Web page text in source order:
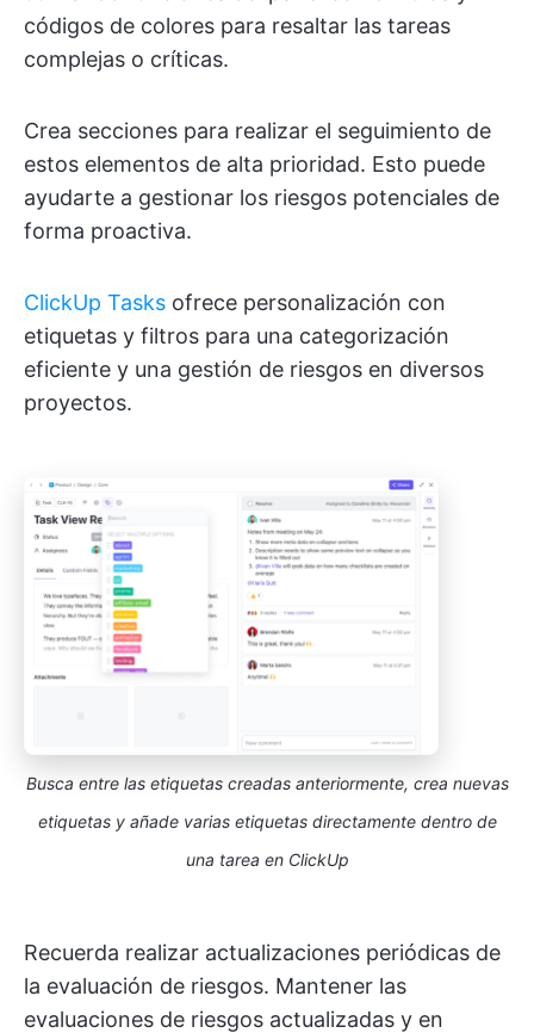
códigos de colores para resaltar las tareas
complejas o críticas.
Crea secciones para realizar el seguimiento de
estos elementos de alta prioridad. Esto puede
ayudarte a gestionar los riesgos potenciales de
forma proactiva.
ClickUp Tasks ofrece personalización con
etiquetas y filtros para una categorización
eficiente y una gestión de riesgos en diversos
proyectos.
Busca entre las etiquetas creadas anteriormente, crea nuevas
etiquetas y añade varias etiquetas directamente dentro de
una tarea en ClickUp
Recuerda realizar actualizaciones periódicas de
la evaluación de riesgos. Mantener las
evaluaciones de riesgos actualizadas y en